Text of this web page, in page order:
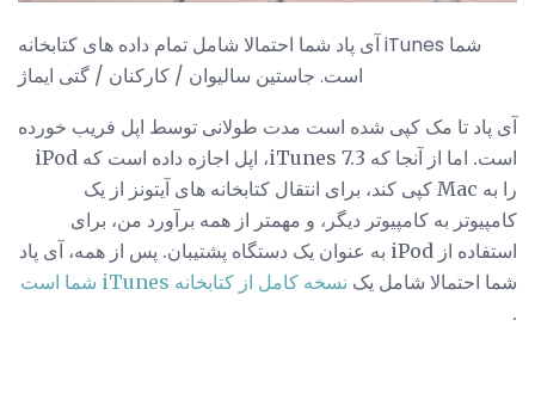
آی پاد شما احتمالا شامل تمام داده های کتابخانه iTunes شما
است. جاستین سالیوان / کارکنان / گتی ایماژ
آی پاد تا مک کپی شده است مدت طولانی توسط اپل فریب خورده
است. اما از آنجا که iTunes 7.3، اپل اجازه داده است که iPod
را به Mac کپی کند، برای انتقال کتابخانه های آیتونز از یک
کامپیوتر به کامپیوتر دیگر، و مهمتر از همه برآورد من، برای
استفاده از iPod به عنوان یک دستگاه پشتیبان. پس از همه، آی پاد
شما احتمالا شامل یک نسخه کامل از کتابخانه iTunes شما است
.